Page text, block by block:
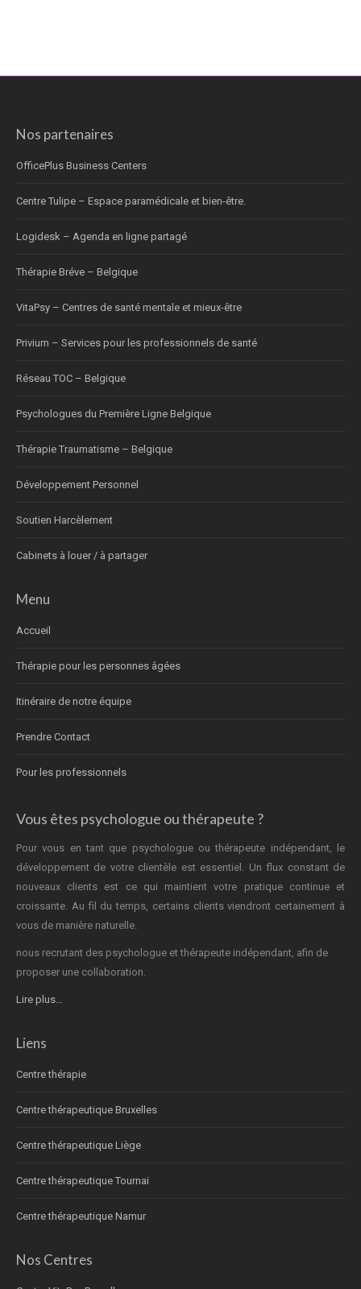
Nos partenaires
OfficePlus Business Centers
Centre Tulipe – Espace paramédicale et bien-être.
Logidesk – Agenda en ligne partagé
Thérapie Bréve – Belgique
VitaPsy – Centres de santé mentale et mieux-être
Privium – Services pour les professionnels de santé
Réseau TOC – Belgique
Psychologues du Première Ligne Belgique
Thérapie Traumatisme – Belgique
Développement Personnel
Soutien Harcèlement
Cabinets à louer / à partager
Menu
Accueil
Thérapie pour les personnes âgées
Itinéraire de notre équipe
Prendre Contact
Pour les professionnels
Vous êtes psychologue ou thérapeute ?
Pour vous en tant que psychologue ou thérapeute indépendant, le
développement de votre clientèle est essentiel. Un flux constant de
nouveaux clients est ce qui maintient votre pratique continue et
croissante. Au fil du temps, certains clients viendront certainement à
vous de manière naturelle.
nous recrutant des psychologue et thérapeute indépendant, afin de
proposer une collaboration.
Lire plus…
Liens
Centre thérapie
Centre thérapeutique Bruxelles
Centre thérapeutique Liège
Centre thérapeutique Tournai
Centre thérapeutique Namur
Nos Centres